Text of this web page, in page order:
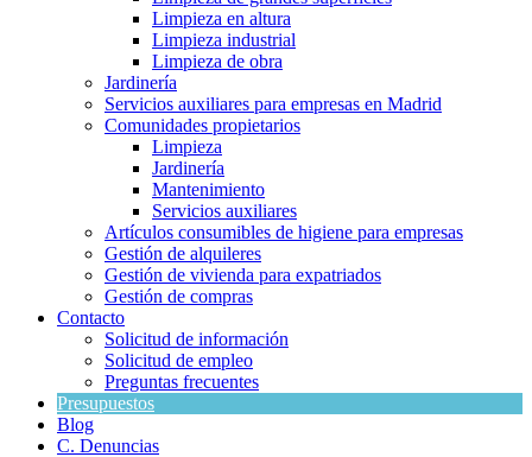
Limpieza en altura
Limpieza industrial
Limpieza de obra
Jardinería
Servicios auxiliares para empresas en Madrid
Comunidades propietarios
Limpieza
Jardinería
Mantenimiento
Servicios auxiliares
Artículos consumibles de higiene para empresas
Gestión de alquileres
Gestión de vivienda para expatriados
Gestión de compras
Contacto
Solicitud de información
Solicitud de empleo
Preguntas frecuentes
Presupuestos
Blog
C. Denuncias